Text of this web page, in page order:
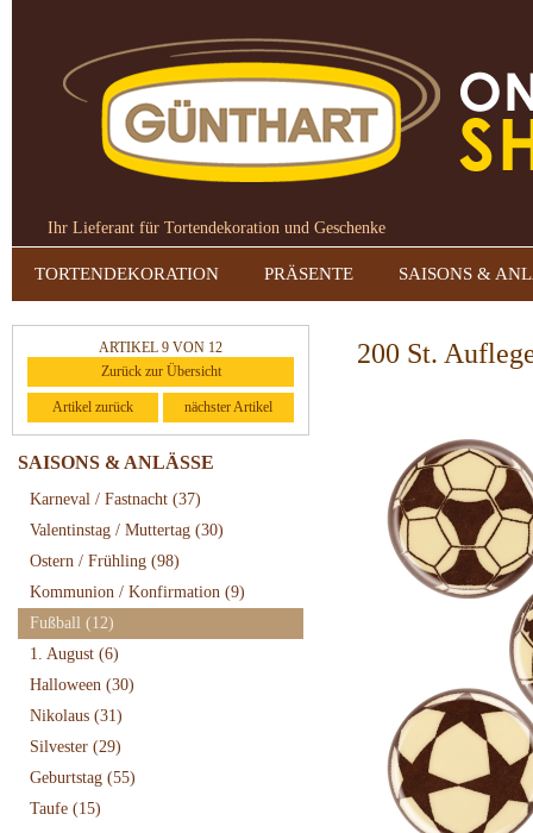
Ihr Lieferant für Tortendekoration und Geschenke
TORTENDEKORATION PRÄSENTE SAISONS &
ARTIKEL 9 VON 12
Zurück zur Übersicht
Artikel zurück nächster Artikel
SAISONS & ANLÄSSE
Karneval / Fastnacht (37)
Valentinstag / Muttertag (30)
Ostern / Frühling (98)
Kommunion / Konfirmation (9)
Fußball (12)
1. August (6)
Halloween (30)
Nikolaus (31)
Silvester (29)
Geburtstag (55)
Taufe (15)
200 St.